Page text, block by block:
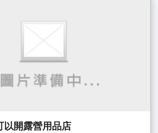
以開露營用品店